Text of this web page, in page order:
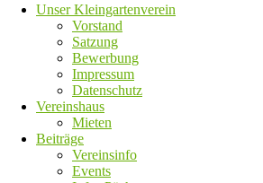
Unser Kleingartenverein
Vorstand
Satzung
Bewerbung
Impressum
Datenschutz
Vereinshaus
Mieten
Beiträge
Vereinsinfo
Events